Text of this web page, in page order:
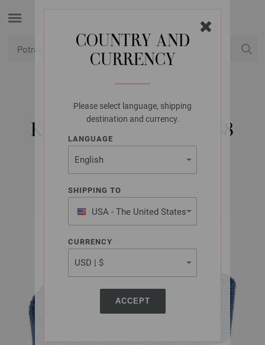
COUNTRY AND
CURRENCY
Please select language, shipping
destination and currency.
LANGUAGE
SHIPPING TO
USA - The United States
of America
CURRENCY
ACCEPT
PRYM
KAIŠ ZA TAŠNE 965188
Artikl br.: 965188